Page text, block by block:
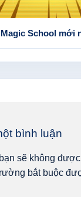
School mới
bình luận
sẽ không
bắt buộc